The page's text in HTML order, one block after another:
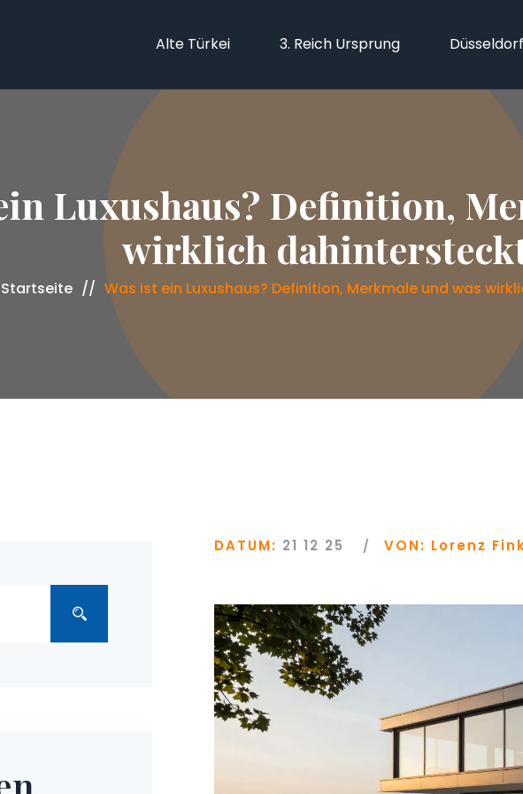
Alte Türkei 3. Reich Ursprung
Luxushaus? Definition,
wirklich
Startseite Was ist ein Luxushaus? Definition, Merkmale und was
DATUM: 21 12 25 VON: Lorenz